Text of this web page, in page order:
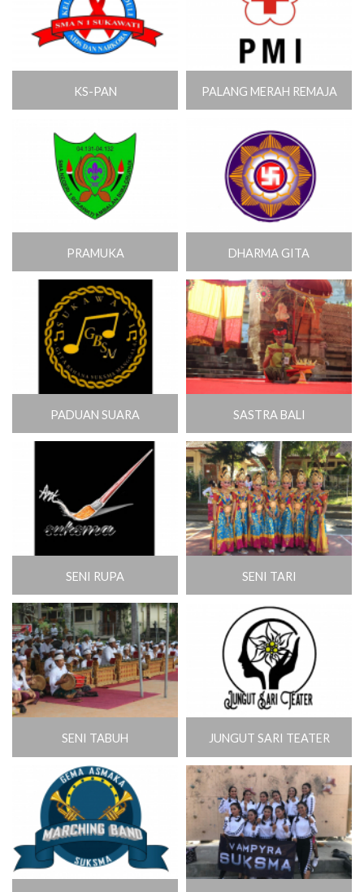
KS-PAN PALANG MERAH REMAJA
PRAMUKA DHARMA GITA
PADUAN SUARA SASTRA BALI
SENI RUPA SENI TARI
SENI TABUH JUNGUT SARI TEATER